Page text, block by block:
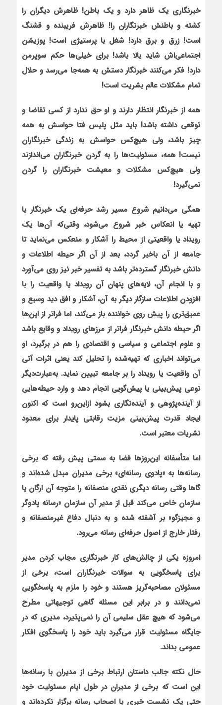
خبرنگاری یک ظاهر دارد و یک باطن! ظاهرش دیگران را
کشته و باطنش خبرنگاران را! ظاهرش فریبنده و قشنگ
است! زرق و برق دارد! شغل با پرستیژی است! پوزیشن
اجتماعی‌اش شاید بالا باشد! برای خیلی‌ها حکم سوپرمن
دارد! فکر می‌کنند خبرنگار دستش به همه‌جا می‌رسد و حلال
تمام مشکلات عالم بشریت است!
همه از خبرنگار انتظار دارند و او حق ندارد از کسی تقاضا و
توقعی داشته باشد! باید مثل پلیس فتا حواسش به همه
چیز باشد، ولی هیچ‌کس حواسش به زندگی خبرنگاران
نیست! همه، مسئولیت‌ها را به گردن خبرنگاران می‌اندازند
ولی هیچ‌کس مشکلات و معیشت خبرنگاران را گردن
نمی‌گیرد!
همگی می‌دانیم شروع مسیر رشد حرفه‌ای یک خبرنگار با
تهیه یا انعکاس خبر شروع می‌شود، وقتی‌که آن‌ها یک
رویداد یا واقعیتی از محیط را آشکار و منعکس می‌نماید تا
جامعه از آن باخبر گردد، بعد از آن اگر حیطه اطلاعات و
دانش خبرنگار گسترده‌تر باشد به تفسیر خبر نیز روی می‌آورد
و با انجام آن، لایه‌های پنهان آن رویداد یا واقعیت را با
افزودن اطلاعات سازگار دیگر به آن، آشکار و افق دید وسیع و
عمیق‌تری را پیش روی خواننده باز می‌کند، اما فراتر از این‌ها
اگر حیطه دانش خبرنگار فراتر از مرزهای رویداد و وقایع باشد
و علوم اجتماعی و سیاسی و اقتصادی را هم در برگیرد، او
می‌تواند اخباری که تهیه‌شده را تحلیل کند یعنی اثرات آتی
آن واقعیت یا رویداد را بر جامعه تبیین نماید. به‌عبارت‌دیگر
نوعی پیش‌بینی یا پیش‌گویی انجام دهد و وارد حیطه‌هایی
از آینده‌پژوهی و آینده‌نگاری بشود ازاین‌رو است که اکنون
ایجاد قدرت پیش‌بینی مزیت رقابتی پایدار برای معدود
نشریات معتبر است.
اما متأسفانه این‌روزها فضا به سمتی پیش رفته که برخی
رسانه‌ها به «پادوی رسانه‌ای» برخی مدیران مبدل شده‌اند و
گاها وقتی رسانه دیگری نقدی منصفانه را متوجه آن ارگان یا
سازمان خاص می‌کند قبل از مدیر آن سازمان «رسانه پادوگر
و مجیزگو» بر آشفته شده و به دنبال دفاع غیرمنصفانه و
رفتار خارج از اصول حرفه‌ای رسانه می‌رود.
امروزه یکی از چالش‌های کار خبرنگاری مجاب کردن مدیر
برای پاسخگویی به سوالات خبرنگاران است، برخی از
مسئولان مصاحبه‌گریز هستند و خود را ملزم به پاسخگویی
نمی‌دانند و در برابر این مسئله گاهی توجیهاتی مطرح
می‌شود که هیچ عقل سلیمی آن را نمی‌پذیرد، مدیری که در
جایگاه مسئولیت قرار می‌گیرد باید خود را پاسخگوی افکار
عمومی بداند.
حال نکته جالب داستان ارتباط برخی از مدیران با رسانه‌ها
این است که برخی از مدیران در طول ایام مسئولیت خود
حتی یک نشست خبری با اصحاب رسانه برگزار نکرده‌اند و